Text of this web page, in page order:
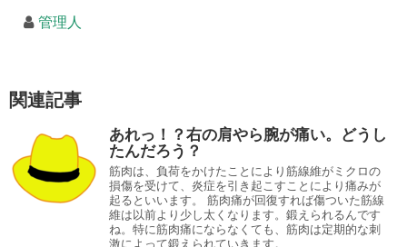
管理人
関連記事
あれっ！？右の肩やら腕が痛い。どうし
たんだろう？
筋肉は、負荷をかけたことにより筋線維がミクロの
損傷を受けて、炎症を引き起こすことにより痛みが
起るといいます。 筋肉痛が回復すれば傷ついた筋線
維は以前より少し太くなります。鍛えられるんです
ね。特に筋肉痛にならなくても、筋肉は定期的な刺
激によって鍛えられていきます。